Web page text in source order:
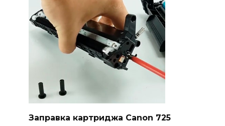
Заправка картриджа Canon 725